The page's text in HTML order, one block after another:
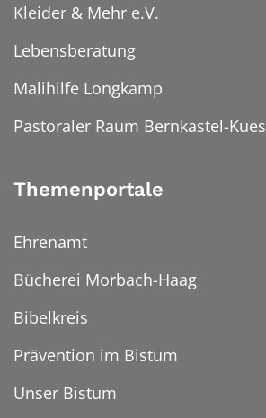
Kleider & Mehr e.V.
Lebensberatung
Malihilfe Longkamp
Pastoraler Raum Bernkastel-Kues
Themenportale
Ehrenamt
Bücherei Morbach-Haag
Bibelkreis
Prävention im Bistum
Unser Bistum